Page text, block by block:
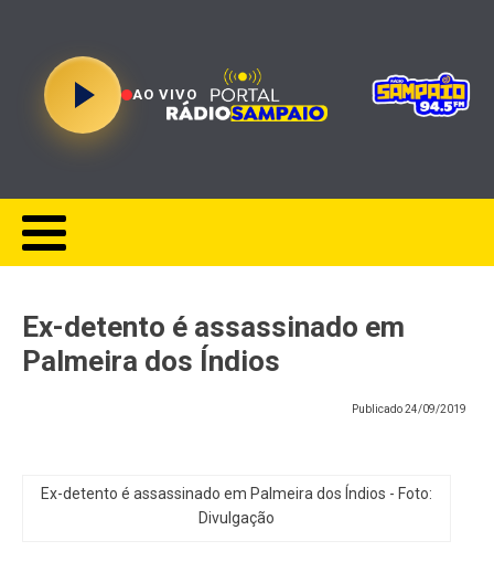
AO VIVO
Ex-detento é assassinado em
Palmeira dos Índios
Publicado24/09/2019
Ex-detento é assassinado em Palmeira dos Índios - Foto:
Divulgação